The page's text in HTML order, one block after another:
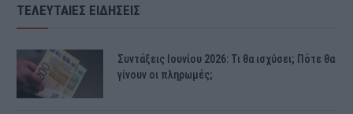
ΤΕΛΕΥΤΑΙΕΣ ΕΙΔΗΣΕΙΣ
Συντάξεις Ιουνίου 2026: Τι θα ισχύσει; Πότε θα
γίνουν οι πληρωμές;